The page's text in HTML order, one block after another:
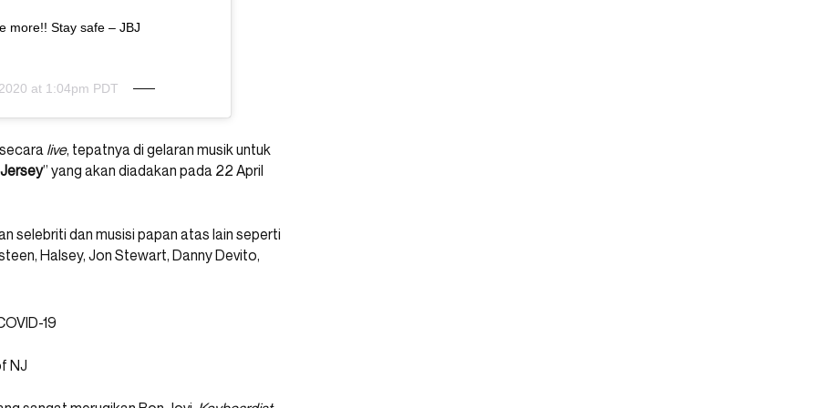
more!! Stay safe – JBJ
at 1:04pm PDT
live, tepatnya di gelaran musik untuk
” yang akan diadakan pada 22 April
selebriti dan musisi papan atas lain seperti
Halsey, Jon Stewart, Danny Devito,
NJ